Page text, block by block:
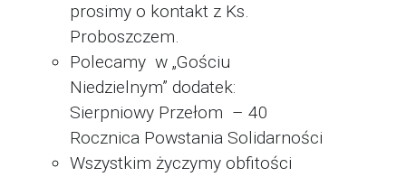
prosimy o kontakt z Ks.
Proboszczem.
Polecamy w „Gościu
Niedzielnym” dodatek:
Sierpniowy Przełom – 40
Rocznica Powstania Solidarności
Wszystkim życzymy obfitości